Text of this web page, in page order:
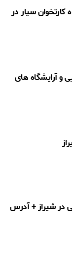
سیار در
و آرایشگاه های
در شیراز + آدرس